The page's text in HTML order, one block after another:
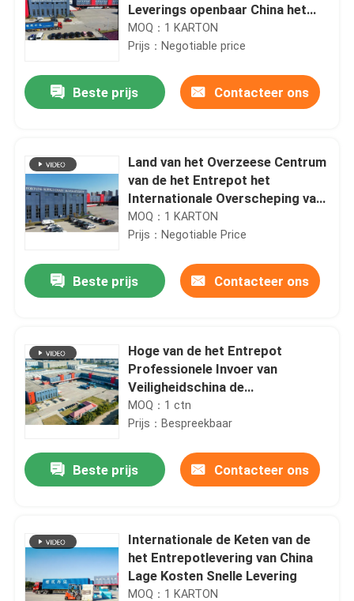
Leverings openbaar China het
Land Overzees Luchtspoor
MOQ：1 KARTON
Prijs：Negotiable price
Beste prijs Contacteer ons
Land van het Overzeese Centrum
van de het Entrepot het
Internationale Overscheping van
China Luchtspoor
MOQ：1 KARTON
Prijs：Negotiable Price
Beste prijs Contacteer ons
Hoge van de het Entrepot
Professionele Invoer van
Veiligheidschina de
Opslagoplossingen
MOQ：1 ctn
Prijs：Bespreekbaar
Beste prijs Contacteer ons
Internationale de Keten van de
het Entrepotlevering van China
Lage Kosten Snelle Levering
MOQ：1 KARTON